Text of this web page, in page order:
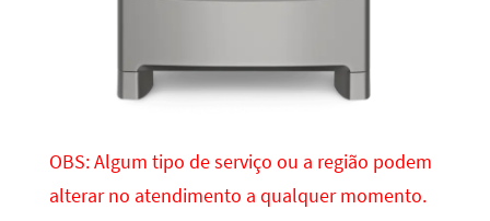
OBS: Algum tipo de serviço ou a região podem
alterar no atendimento a qualquer momento.